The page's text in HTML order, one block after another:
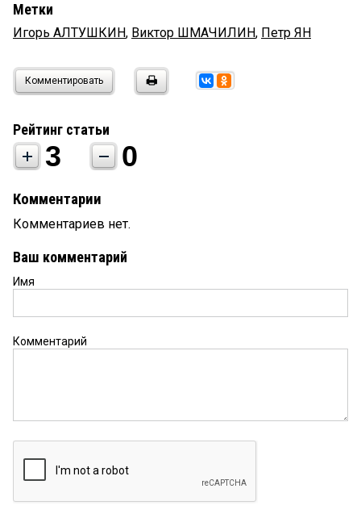
Метки
Игорь АЛТУШКИН, Виктор ШМАЧИЛИН, Петр ЯН
Комментировать
Рейтинг статьи
3 0
Комментарии
Комментариев нет.
Ваш комментарий
Имя
Комментарий